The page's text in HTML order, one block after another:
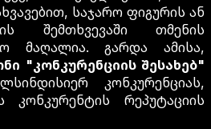
საჯარო ფიგურის ან
შემთხვევაში თმენის
მაღალია. გარდა ამისა,
"კონკურენციის შესახებ"
კონკურენციას,
კონკურენტის რეპუტაციის